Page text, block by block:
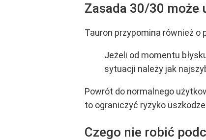
Zasada 30/30 może
Tauron przypomina również o
Jeżeli od momentu
sytuacji należy jak
Powrót do normalnego
to ograniczyć ryzyko
Czego nie robić